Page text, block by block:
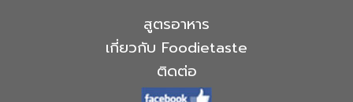
สูตรอาหาร
เกี่ยวกับ Foodietaste
ติดต่อ